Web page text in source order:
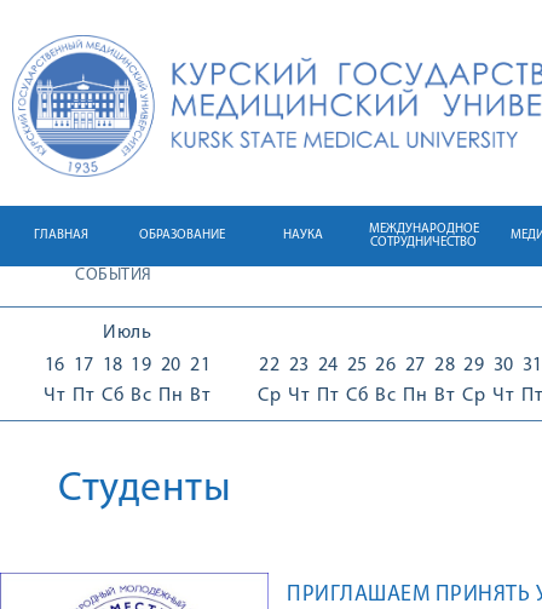
ГЛАВНАЯ ОБРАЗОВАНИЕ НАУКА
МЕЖДУНАРОДНОЕ
СОТРУДНИЧЕСТВО
СОБЫТИЯ
Июль
16
Чт
17
Пт
18
Сб
19
Вс
20
Пн
21
Вт
22
Ср
23
Чт
24
Пт
25
Сб
26
Вс
27
Пн
28
Вт
29
Ср
30
Чт
31
Пт
Студенты
ПРИГЛАШАЕМ ПРИНЯТЬ